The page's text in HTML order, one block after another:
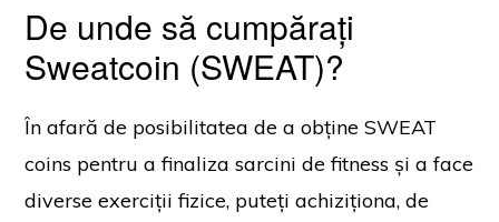
De unde să cumpărați
Sweatcoin (SWEAT)?
În afară de posibilitatea de a obține SWEAT
coins pentru a finaliza sarcini de fitness și a face
diverse exerciții fizice, puteți achiziționa, de